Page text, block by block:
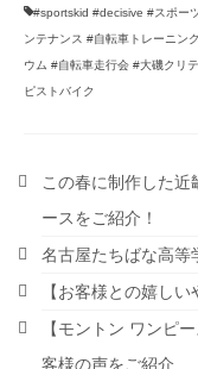
#sportskid #decisive #スポー
ンテナンス #自転車トレーニン
ウム #自転車走行会 #大磯クリテ
ピストバイク
この春に制作した
ースをご紹介！
名古屋たちばな高等
【お客様との嬉し
【モントン ワンピ
客様の声をご紹介